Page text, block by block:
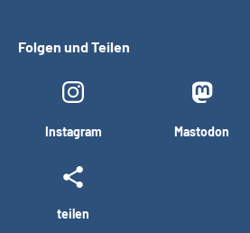
Folgen und Teilen
Instagram Mastodon
teilen